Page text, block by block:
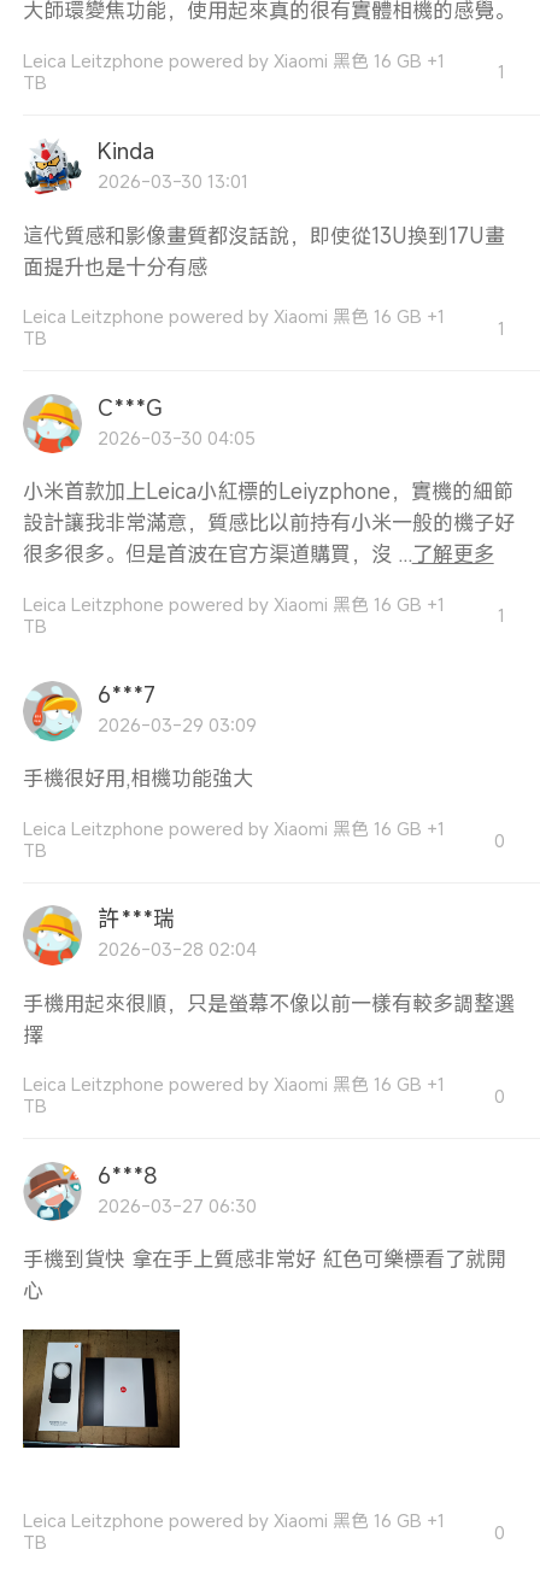
大師環變焦功能，使用起來真的很有實體相機的感覺。
Leica Leitzphone powered by Xiaomi 黑色 16 GB +1
TB
1
Kinda
2026-03-30 13:01
這代質感和影像畫質都沒話說，即使從13U換到17U畫
面提升也是十分有感
Leica Leitzphone powered by Xiaomi 黑色 16 GB +1
TB
1
C***G
2026-03-30 04:05
小米首款加上Leica小紅標的Leiyzphone，實機的細節
設計讓我非常滿意，質感比以前持有小米一般的機子好
很多很多。但是首波在官方渠道購買，沒 ...了解更多
Leica Leitzphone powered by Xiaomi 黑色 16 GB +1
TB
1
6***7
2026-03-29 03:09
手機很好用,相機功能強大
Leica Leitzphone powered by Xiaomi 黑色 16 GB +1
TB
0
許***瑞
2026-03-28 02:04
手機用起來很順，只是螢幕不像以前一樣有較多調整選
擇
Leica Leitzphone powered by Xiaomi 黑色 16 GB +1
TB
0
6***8
2026-03-27 06:30
手機到貨快 拿在手上質感非常好 紅色可樂標看了就開
心
Leica Leitzphone powered by Xiaomi 黑色 16 GB +1
TB
0